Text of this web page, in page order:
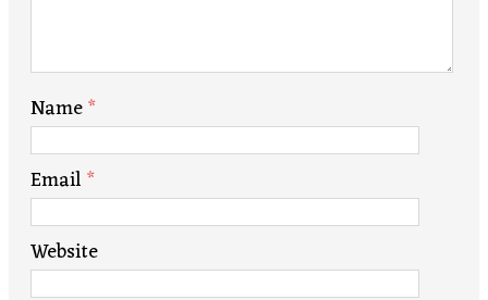
Name*
Email*
Website